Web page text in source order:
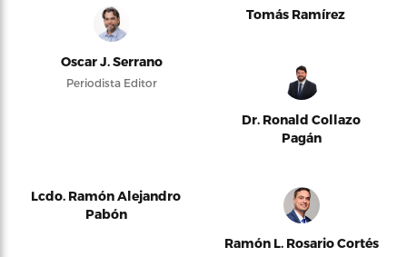
Oscar J. Serrano
Periodista Editor
Tomás Ramírez
Dr. Ronald Collazo
Pagán
Lcdo. Ramón Alejandro
Pabón
Ramón L. Rosario Cortés